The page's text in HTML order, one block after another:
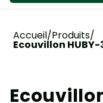
Accueil/Produits/
Ecouvillon